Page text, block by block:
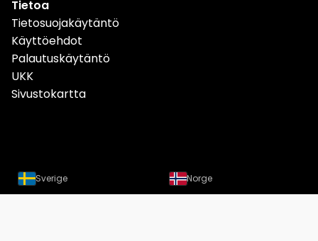
Tietoa
Tietosuojakäytäntö
Käyttöehdot
Palautuskäytäntö
UKK
Sivustokartta
Sverige Norge